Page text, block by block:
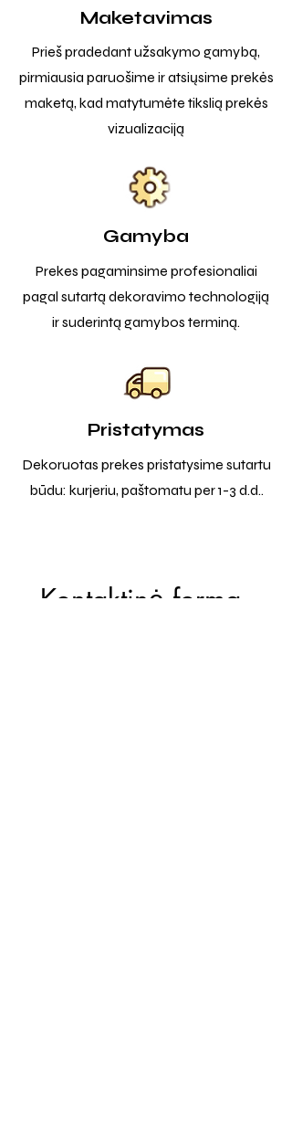
Maketavimas
Prieš pradedant užsakymo gamybą,
pirmiausia paruošime ir atsiųsime prekės
maketą, kad matytumėte tikslią prekės
vizualizaciją
Gamyba
Prekes pagaminsime profesionaliai
pagal sutartą dekoravimo technologiją
ir suderintą gamybos terminą.
Pristatymas
Dekoruotas prekes pristatysime sutartu
būdu: kurjeriu, paštomatu per 1-3 d.d..
Kontaktinė forma